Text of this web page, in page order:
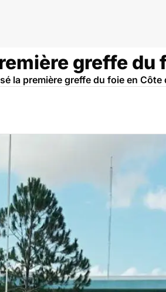
greffe du
la première greffe du foie en Côte